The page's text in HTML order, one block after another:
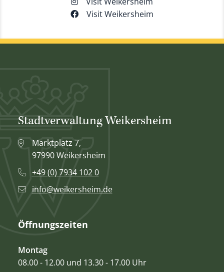
Visit Weikersheim
Stadtverwaltung Weikersheim
Marktplatz 7,
97990 Weikersheim
+49 (0) 7934 102 0
info@weikersheim.de
Öffnungszeiten
Montag
08.00 - 12.00 und 13.30 - 17.00 Uhr